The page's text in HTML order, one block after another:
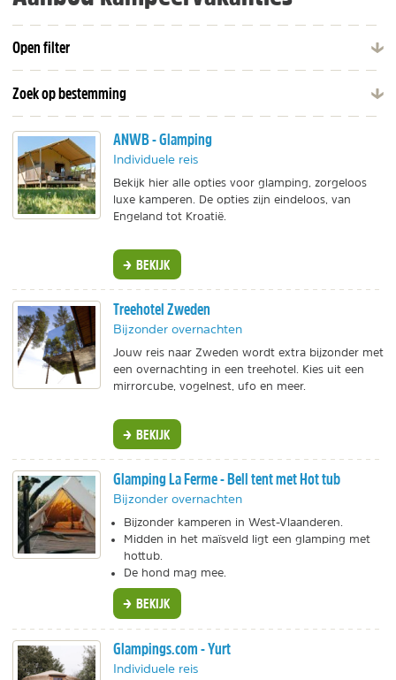
Open filter
Zoek op bestemming
ANWB - Glamping
Individuele reis
Bekijk hier alle opties voor glamping, zorgeloos
luxe kamperen. De opties zijn eindeloos, van
Engeland tot Kroatië.
BEKIJK
Treehotel Zweden
Bijzonder overnachten
Jouw reis naar Zweden wordt extra bijzonder met
een overnachting in een treehotel. Kies uit een
mirrorcube, vogelnest, ufo en meer.
BEKIJK
Glamping La Ferme - Bell tent met Hot tub
Bijzonder overnachten
Bijzonder kamperen in West-Vlaanderen.
Midden in het maïsveld ligt een glamping met
hottub.
De hond mag mee.
BEKIJK
Glampings.com - Yurt
Individuele reis